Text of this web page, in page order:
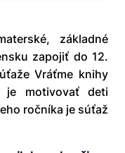
základné
zapojiť do 12.
Vráťme knihy
motivovať deti
ročníka je súťaž